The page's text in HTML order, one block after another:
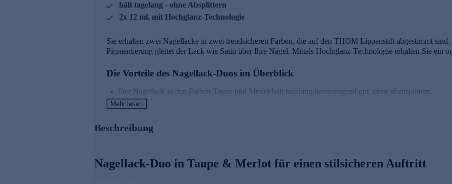
hält tagelang - ohne Absplittern
2x 12 ml, mit Hochglanz-Technologie
Sie erhalten zwei Nagellacke in zwei trendsicheren Farben, die auf den THOM Lippenstift abgestimmt
Pigmentierung gleitet der Lack wie Satin über Ihre Nägel. Mittels Hochglanz-Technologie erhalten Sie ein
Die Vorteile des Nagellack-Duos im Überblick
Der Nagellack in den Farben Taupe und Merlot hält tagelang herausragend gut, ohne abzusplittern.
Spezieller Fan-Brush (Pinsel) fächert sich bei leichtem Druck automatisch aus und passt sich der
Exzellente Viskosität und hohe Pigmentierung
Mehr lesen
Beschreibung
Nagellack-Duo in Taupe & Merlot für einen stilsicheren Auftritt